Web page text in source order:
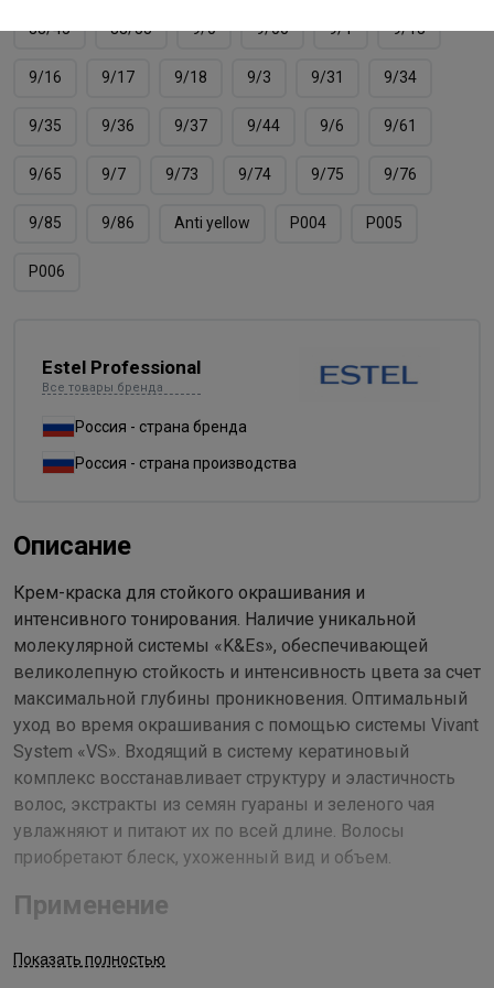
88/45 88/55 9/0 9/00 9/1 9/13
9/16 9/17 9/18 9/3 9/31 9/34
9/35 9/36 9/37 9/44 9/6 9/61
9/65 9/7 9/73 9/74 9/75 9/76
9/85 9/86 Аnti yellow Р004 Р005
Р006
Estel Professional
Все товары бренда
Россия - страна бренда
Россия - страна производства
Описание
Крем-краска для стойкого окрашивания и
интенсивного тонирования. Наличие уникальной
молекулярной системы «K&Es», обеспечивающей
великолепную стойкость и интенсивность цвета за счет
максимальной глубины проникновения. Оптимальный
уход во время окрашивания с помощью системы Vivant
System «VS». Входящий в систему кератиновый
комплекс восстанавливает структуру и эластичность
волос, экстракты из семян гуараны и зеленого чая
увлажняют и питают их по всей длине. Волосы
приобретают блеск, ухоженный вид и объем.
Применение
Рекомендуемый расход крем-краски для волос средней
густоты и длиной до 15 см - 60 г (туба). Все оттенки со степенью
Показать полностью